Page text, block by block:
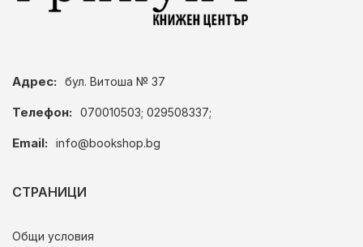
Адрес: бул. Витоша № 37
Телефон: 070010503; 029508337;
Email: info@bookshop.bg
СТРАНИЦИ
Общи условия